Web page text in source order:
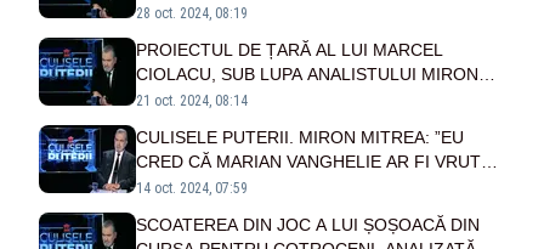
SĂ-I AJUTE PE CIOLACU SAU PE SIMION, CI
28 oct. 2024, 08:19
PROIECTUL DE ȚARĂ AL LUI MARCEL
CIOLACU, SUB LUPA ANALISTULUI MIRON
MITREA. CE ȘANSE REALE SUNT DE A FI
21 oct. 2024, 08:14
CULISELE PUTERII. MIRON MITREA: ”EU
CRED CĂ MARIAN VANGHELIE AR FI VRUT
SĂ-L SPRIJINE PE MIRCEA GEOANĂ”
14 oct. 2024, 07:59
SCOATEREA DIN JOC A LUI ȘOȘOACĂ DIN